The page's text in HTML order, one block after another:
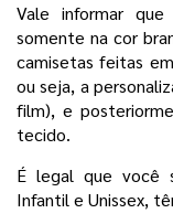
Vale informar
somente na cor
camisetas feitas
ou seja, a
film), e
tecido.
É legal que você
Infantil e Unissex,